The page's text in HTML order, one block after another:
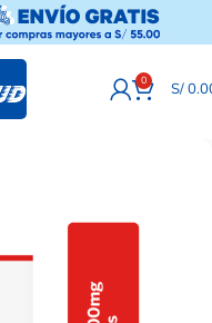
0 S/